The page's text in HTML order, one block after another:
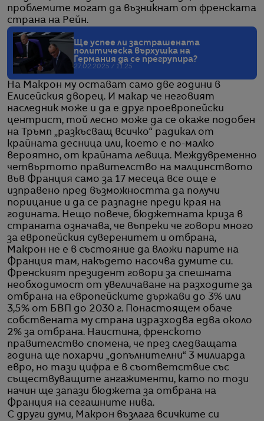
проблемите могат да възникнат от френската
страна на Рейн.
Ще успее ли застрашената
политическа върхушка на
Германия да се прегрупира?
27.02.2025 / 11:25
На Макрон му остават само две години в
Елисейския дворец. И макар че неговият
наследник може и да е друг проевропейски
центрист, той лесно може да се окаже подобен
на Тръмп „разкъсващ всичко“ радикал от
крайната десница или, което е по-малко
вероятно, от крайната левица. Междувременно
четвъртото правителство на малцинството
във Франция само за 17 месеца все още е
изправено пред възможността да получи
порицание и да се разпадне преди края на
годината. Нещо повече, бюджетната криза в
страната означава, че въпреки че говори много
за европейския суверенитет и отбрана,
Макрон не е в състояние да вложи парите на
Франция там, накъдето насочва думите си.
Френският президент говори за спешната
необходимост от увеличаване на разходите за
отбрана на европейските държави до 3% или
3,5% от БВП до 2030 г. Понастоящем обаче
собствената му страна изразходва едва около
2% за отбрана. Наистина, френското
правителство спомена, че през следващата
година ще похарчи „допълнителни“ 3 милиарда
евро, но тази цифра е в съответствие със
съществуващите ангажименти, като по този
начин ще запази бюджета за отбрана на
Франция на сегашните нива.
С други думи, Макрон възлага всичките си